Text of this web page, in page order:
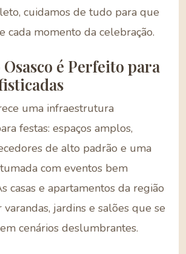
cuidamos de tudo para que
cada momento da celebração.
é Perfeito para
uma infraestrutura
festas: espaços amplos,
de alto padrão e uma
com eventos bem
casas e apartamentos da região
jardins e salões que se
cenários deslumbrantes.